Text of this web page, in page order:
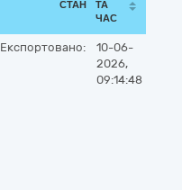
СТАН
ТА
ЧАС
Експортовано:
10-06-
2026,
09:14:48